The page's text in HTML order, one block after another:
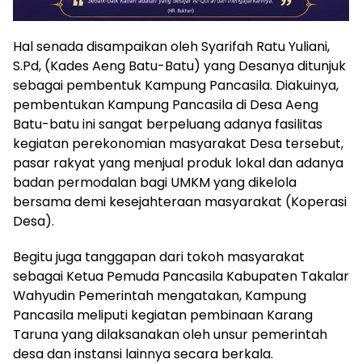
Hal senada disampaikan oleh Syarifah Ratu Yuliani,
S.Pd, (Kades Aeng Batu-Batu) yang Desanya ditunjuk
sebagai pembentuk Kampung Pancasila. Diakuinya,
pembentukan Kampung Pancasila di Desa Aeng
Batu-batu ini sangat berpeluang adanya fasilitas
kegiatan perekonomian masyarakat Desa tersebut,
pasar rakyat yang menjual produk lokal dan adanya
badan permodalan bagi UMKM yang dikelola
bersama demi kesejahteraan masyarakat (Koperasi
Desa).
Begitu juga tanggapan dari tokoh masyarakat
sebagai Ketua Pemuda Pancasila Kabupaten Takalar
Wahyudin Pemerintah mengatakan, Kampung
Pancasila meliputi kegiatan pembinaan Karang
Taruna yang dilaksanakan oleh unsur pemerintah
desa dan instansi lainnya secara berkala.